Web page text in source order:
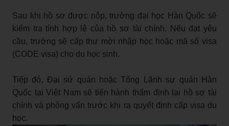
Sau khi hồ sơ được nộp, trường đại học Hàn Quốc sẽ
kiểm tra tính hợp lệ của hồ sơ tài chính. Nếu đạt yêu
cầu, trường sẽ cấp thư mời nhập học hoặc mã số visa
(CODE visa) cho du học sinh.
Tiếp đó, Đại sứ quán hoặc Tổng Lãnh sự quán Hàn
Quốc tại Việt Nam sẽ tiến hành thẩm định lại hồ sơ tài
chính và phỏng vấn trước khi ra quyết định cấp visa du
học.